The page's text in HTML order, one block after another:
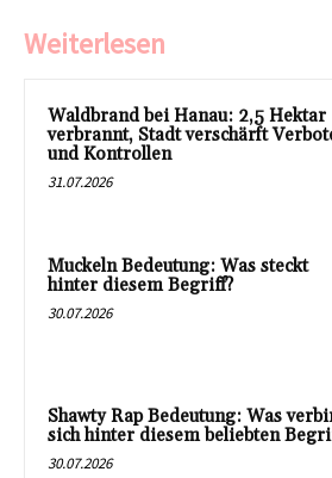
Weiterlesen
Waldbrand bei Hanau: 2,5 Hektar
verbrannt, Stadt verschärft
und Kontrollen
31.07.2026
Muckeln Bedeutung: Was steckt
hinter diesem Begriff?
30.07.2026
Shawty Rap Bedeutung: Was
sich hinter diesem beliebten
30.07.2026